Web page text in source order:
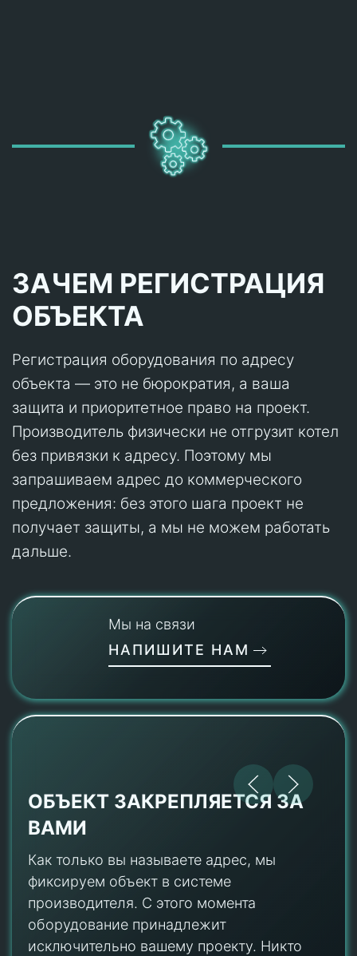
ЗАЧЕМ РЕГИСТРАЦИЯ
ОБЪЕКТА
Регистрация оборудования по адресу
объекта — это не бюрократия, а ваша
защита и приоритетное право на проект.
Производитель физически не отгрузит котел
без привязки к адресу. Поэтому мы
запрашиваем адрес до коммерческого
предложения: без этого шага проект не
получает защиты, а мы не можем работать
дальше.
Мы на связи
НАПИШИТЕ НАМ
ОБЪЕКТ ЗАКРЕПЛЯЕТСЯ ЗА
ВАМИ
Как только вы называете адрес, мы
фиксируем объект в системе
производителя. С этого момента
оборудование принадлежит
исключительно вашему проекту. Никто